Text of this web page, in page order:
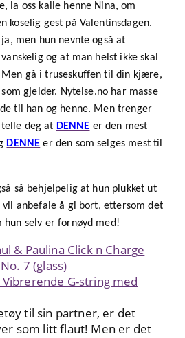
la oss kalle henne Nina, om
koselig gest på Valentinsdagen.
men hun nevnte også at
og at man helst ikke skal
gå i truseskuffen til din kjære,
gjelder. Nytelse.no har masse
til han og henne. Men trenger
deg at DENNE er den mest
DENNE er den som selges mest til
så behjelpelig at hun plukket ut
anbefale å gi bort, ettersom det
hun selv er fornøyd med!
& Paulina Click n Charge
7 (glass)
G-string med
til sin partner, er det
som litt flaut! Men er det